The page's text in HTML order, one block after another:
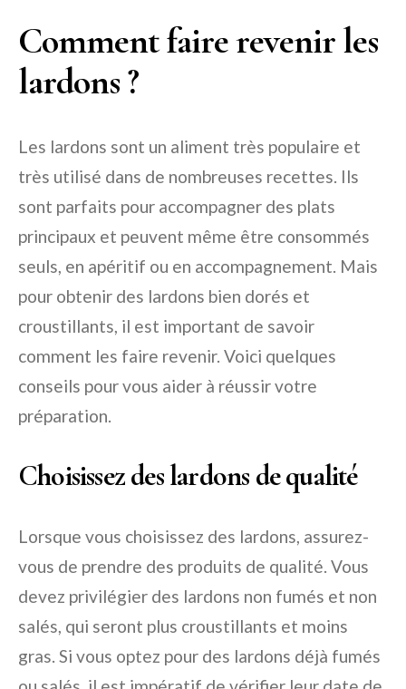
Comment faire revenir les
lardons ?
Les lardons sont un aliment très populaire et
très utilisé dans de nombreuses recettes. Ils
sont parfaits pour accompagner des plats
principaux et peuvent même être consommés
seuls, en apéritif ou en accompagnement. Mais
pour obtenir des lardons bien dorés et
croustillants, il est important de savoir
comment les faire revenir. Voici quelques
conseils pour vous aider à réussir votre
préparation.
Choisissez des lardons de qualité
Lorsque vous choisissez des lardons, assurez-
vous de prendre des produits de qualité. Vous
devez privilégier des lardons non fumés et non
salés, qui seront plus croustillants et moins
gras. Si vous optez pour des lardons déjà fumés